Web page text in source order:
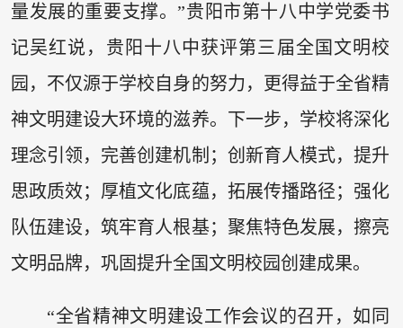
量发展的重要支撑。”贵阳市第十八中学党委书
记吴红说，贵阳十八中获评第三届全国文明校
园，不仅源于学校自身的努力，更得益于全省精
神文明建设大环境的滋养。下一步，学校将深化
理念引领，完善创建机制；创新育人模式，提升
思政质效；厚植文化底蕴，拓展传播路径；强化
队伍建设，筑牢育人根基；聚焦特色发展，擦亮
文明品牌，巩固提升全国文明校园创建成果。
“全省精神文明建设工作会议的召开，如同